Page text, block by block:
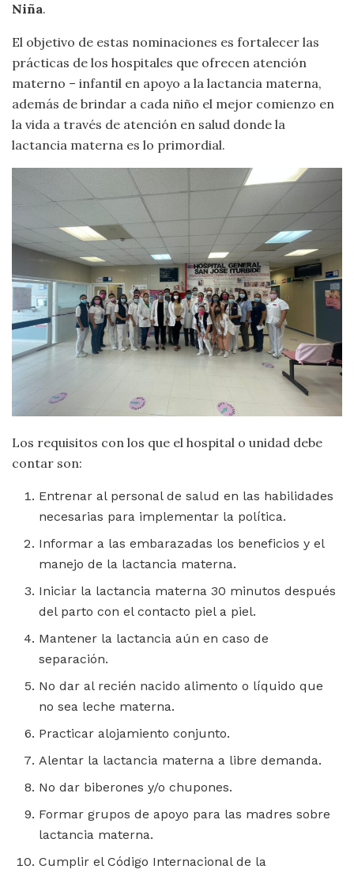
Niña.
El objetivo de estas nominaciones es fortalecer las
prácticas de los hospitales que ofrecen atención
materno – infantil en apoyo a la lactancia materna,
además de brindar a cada niño el mejor comienzo en
la vida a través de atención en salud donde la
lactancia materna es lo primordial.
Los requisitos con los que el hospital o unidad debe
contar son:
Entrenar al personal de salud en las habilidades
necesarias para implementar la política.
Informar a las embarazadas los beneficios y el
manejo de la lactancia materna.
Iniciar la lactancia materna 30 minutos después
del parto con el contacto piel a piel.
Mantener la lactancia aún en caso de
separación.
No dar al recién nacido alimento o líquido que
no sea leche materna.
Practicar alojamiento conjunto.
Alentar la lactancia materna a libre demanda.
No dar biberones y/o chupones.
Formar grupos de apoyo para las madres sobre
lactancia materna.
Cumplir el Código Internacional de la